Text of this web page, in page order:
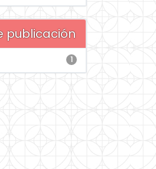
publicación
1